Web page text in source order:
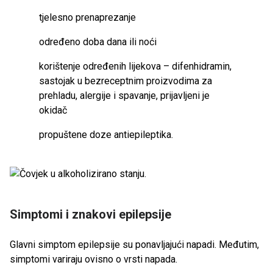
tjelesno prenaprezanje
određeno doba dana ili noći
korištenje određenih lijekova – difenhidramin,
sastojak u bezreceptnim proizvodima za
prehladu, alergije i spavanje, prijavljeni je
okidač
propuštene doze antiepileptika.
Simptomi i znakovi epilepsije
Glavni simptom epilepsije su ponavljajući napadi. Međutim,
simptomi variraju ovisno o vrsti napada.